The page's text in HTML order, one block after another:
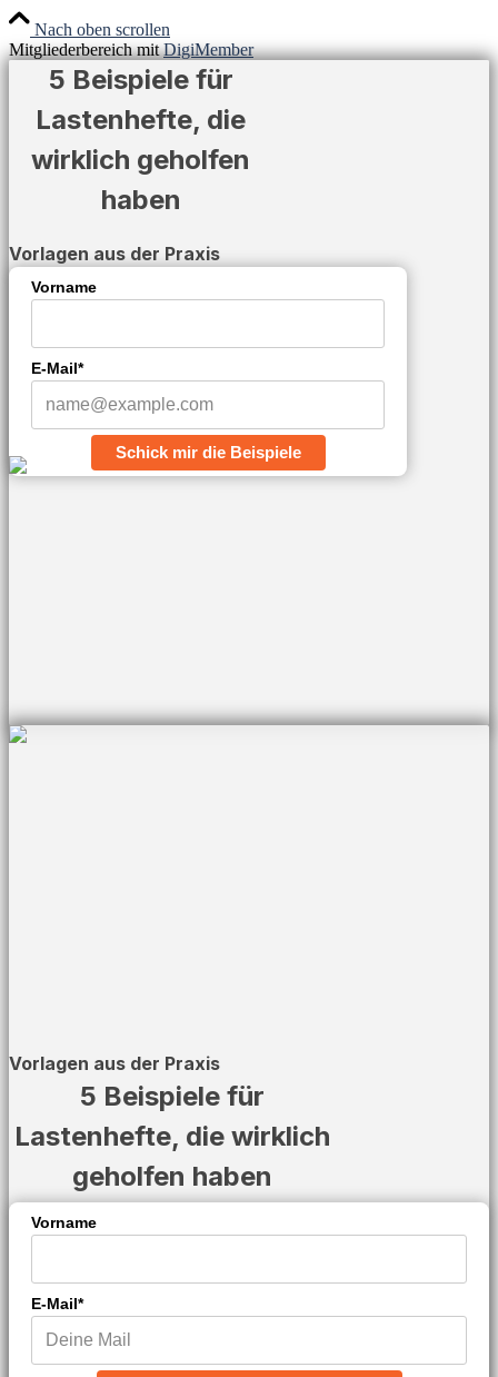
Nach oben scrollen
Mitgliederbereich mitDigiMember
5 Beispiele für
Lastenhefte, die
wirklich geholfen
haben
Vorlagen aus der Praxis
Vorname
E-Mail*
Schick mir die Beispiele
Vorlagen aus der Praxis
5 Beispiele für
Lastenhefte, die wirklich
geholfen haben
Vorname
E-Mail*